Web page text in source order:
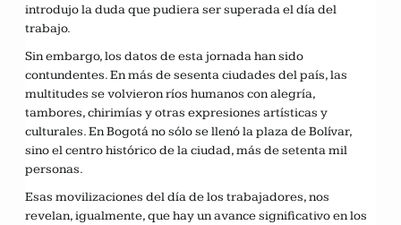
introdujo la duda que pudiera ser superada el día del
trabajo.
Sin embargo, los datos de esta jornada han sido
contundentes. En más de sesenta ciudades del país, las
multitudes se volvieron ríos humanos con alegría,
tambores, chirimías y otras expresiones artísticas y
culturales. En Bogotá no sólo se llenó la plaza de Bolívar,
sino el centro histórico de la ciudad, más de setenta mil
personas.
Esas movilizaciones del día de los trabajadores, nos
revelan, igualmente, que hay un avance significativo en los